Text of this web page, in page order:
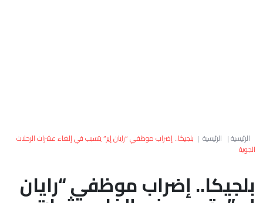
العالم الرئيسية| الرئيسية | بلجيكا.. إضراب موظفي “رايان إير” يتسبب في إلغاء عشرات الرحلات
الجوية
بلجيكا.. إضراب موظفي “رايان